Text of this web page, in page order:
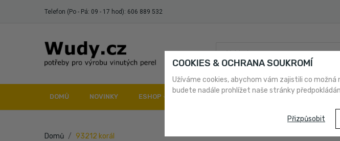
Telefon (Po - Pá: 09 - 17 hod): 606 889 532
DOMŮ NOVINKY ESHOP DOPRAVA A PLATBA O NÁS
Domů 93212 korál
COOKIES & OCHRANA SOUKROMÍ
Užíváme cookies, abychom vám zajistili co
budete nadále prohlížet naše stránky
Přizpůsobit